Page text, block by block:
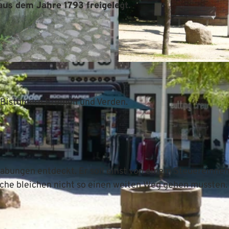
© Mittelweser-Touristik GmbH |CC-BY
dem Jahre 1793 freigelegt.
Bremen und Verden.
entdeckt. Er soll einst von einem
bleichen nicht so einen weiten Weg gehen mussten.